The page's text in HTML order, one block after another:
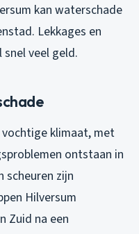
kan waterschade
Lekkages en
veel geld.
vochtige klimaat, met
ontstaan in
scheuren zijn
Hilversum
Zuid na een